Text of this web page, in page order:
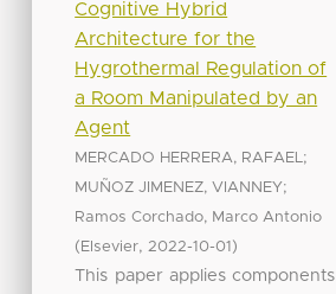
Cognitive Hybrid
Architecture for the
Hygrothermal Regulation of
a Room Manipulated by an
Agent
MERCADO HERRERA, RAFAEL;
MUÑOZ JIMENEZ, VIANNEY;
Ramos Corchado, Marco Antonio
( Elsevier,2022-10-01 )
This paper applies components